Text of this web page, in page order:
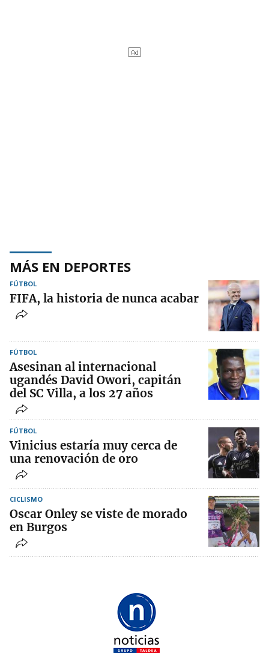
MÁS EN DEPORTES
FÚTBOL
FIFA, la historia de nunca acabar
FÚTBOL
Asesinan al internacional
ugandés David Owori, capitán
del SC Villa, a los 27 años
FÚTBOL
Vinicius estaría muy cerca de
una renovación de oro
CICLISMO
Oscar Onley se viste de morado
en Burgos